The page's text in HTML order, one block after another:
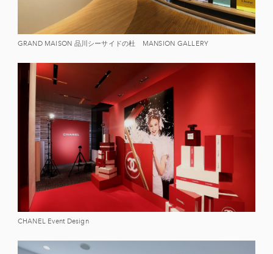
GRAND MAISON 品川シーサイドの杜 MANSION GALLERY
CHANEL Event Design